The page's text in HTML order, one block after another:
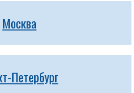
Москва
Петербург